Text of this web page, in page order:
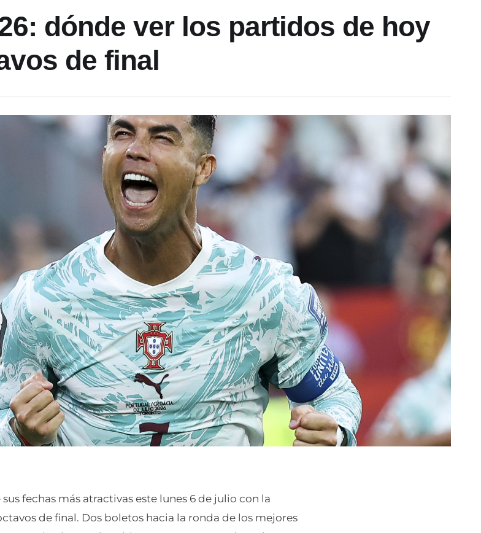
dónde ver los partidos de hoy
de final
fechas más atractivas este lunes 6 de julio con la
de final. Dos boletos hacia la ronda de los mejores